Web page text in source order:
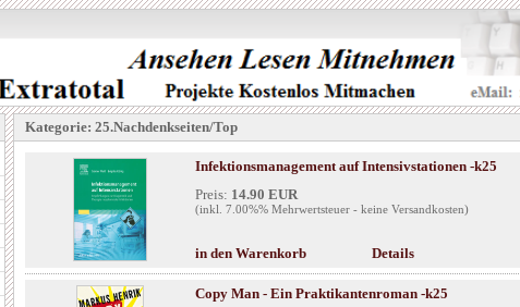
Kategorie: 25.Nachdenkseiten/Top
Infektionsmanagement auf Intensivstationen -k25
Preis: 14.90 EUR
(inkl. 7.00%% Mehrwertsteuer - keine Versandkosten)
in den Warenkorb Details
Copy Man - Ein Praktikantenroman -k25